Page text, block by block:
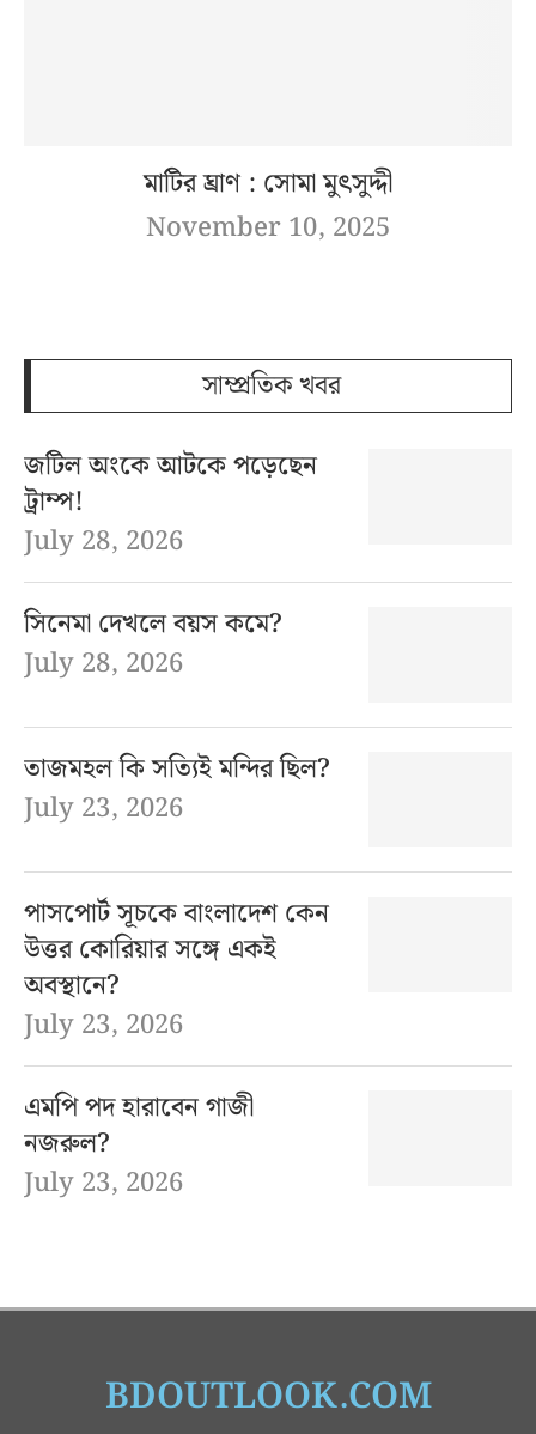
মাটির ঘ্রাণ : সোমা মুৎসুদ্দী
November 10, 2025
সাম্প্রতিক খবর
জটিল অংকে আটকে পড়েছেন
ট্রাম্প!
July 28, 2026
সিনেমা দেখলে বয়স কমে?
July 28, 2026
তাজমহল কি সত্যিই মন্দির ছিল?
July 23, 2026
পাসপোর্ট সূচকে বাংলাদেশ কেন
উত্তর কোরিয়ার সঙ্গে একই
অবস্থানে?
July 23, 2026
এমপি পদ হারাবেন গাজী
নজরুল?
July 23, 2026
BDOUTLOOK.COM